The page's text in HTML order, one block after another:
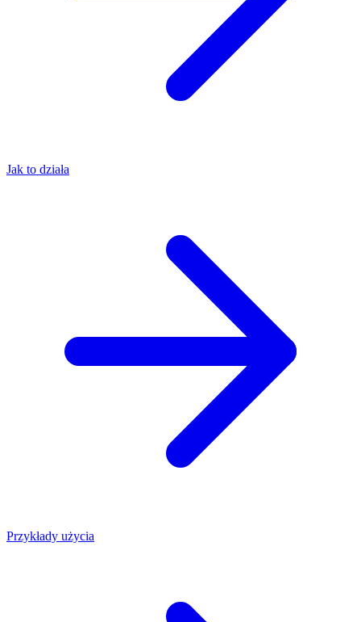
Jak to działa
Przykłady użycia